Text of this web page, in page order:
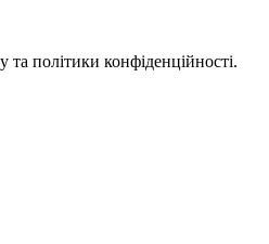
політики конфіденційності.